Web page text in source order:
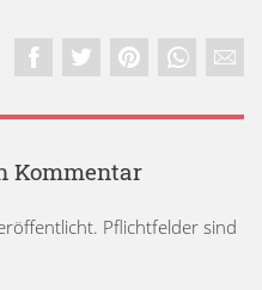
Kommentar
Pflichtfelder sind